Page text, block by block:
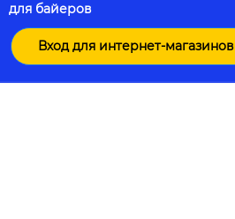
для байеров
Вход для интернет-магазинов